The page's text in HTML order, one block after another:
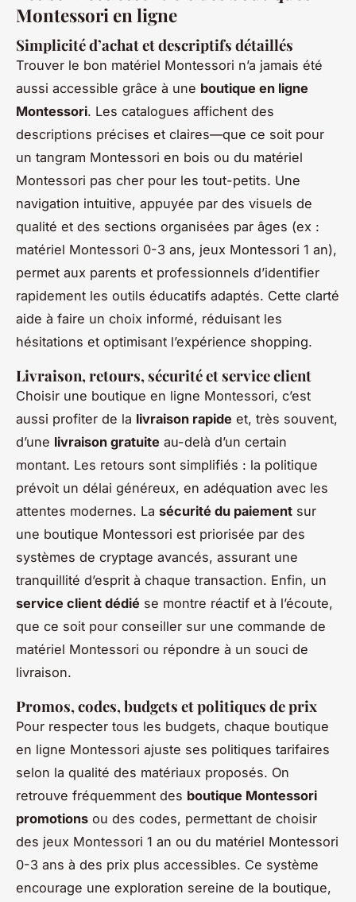
Montessori en ligne
Simplicité d’achat et descriptifs détaillés
Trouver le bon matériel Montessori n’a jamais été
aussi accessible grâce à une boutique en ligne
Montessori. Les catalogues affichent des
descriptions précises et claires—que ce soit pour
un tangram Montessori en bois ou du matériel
Montessori pas cher pour les tout-petits. Une
navigation intuitive, appuyée par des visuels de
qualité et des sections organisées par âges (ex :
matériel Montessori 0-3 ans, jeux Montessori 1 an),
permet aux parents et professionnels d’identifier
rapidement les outils éducatifs adaptés. Cette clarté
aide à faire un choix informé, réduisant les
hésitations et optimisant l’expérience shopping.
Livraison, retours, sécurité et service client
Choisir une boutique en ligne Montessori, c’est
aussi profiter de la livraison rapide et, très souvent,
d’une livraison gratuite au-delà d’un certain
montant. Les retours sont simplifiés : la politique
prévoit un délai généreux, en adéquation avec les
attentes modernes. La sécurité du paiement sur
une boutique Montessori est priorisée par des
systèmes de cryptage avancés, assurant une
tranquillité d’esprit à chaque transaction. Enfin, un
service client dédié se montre réactif et à l’écoute,
que ce soit pour conseiller sur une commande de
matériel Montessori ou répondre à un souci de
livraison.
Promos, codes, budgets et politiques de prix
Pour respecter tous les budgets, chaque boutique
en ligne Montessori ajuste ses politiques tarifaires
selon la qualité des matériaux proposés. On
retrouve fréquemment des boutique Montessori
promotions ou des codes, permettant de choisir
des jeux Montessori 1 an ou du matériel Montessori
0-3 ans à des prix plus accessibles. Ce système
encourage une exploration sereine de la boutique,